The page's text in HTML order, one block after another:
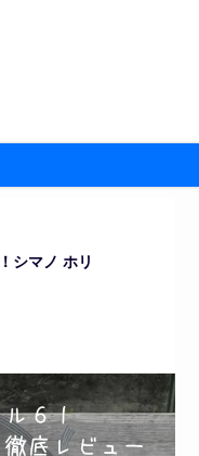
シマノ ホリ